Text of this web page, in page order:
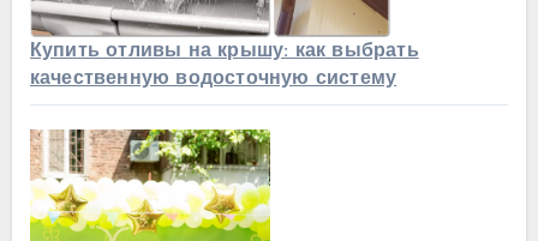
Купить отливы на крышу: как выбрать
качественную водосточную систему